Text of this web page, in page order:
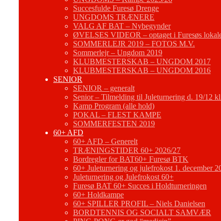
Succesfulde Furesø Drenge
UNGDOMS TRÆNERE
VALG AF BAT – Nybegynder
ØVELSES VIDEOR – optaget i Furesøs
SOMMERLEJR 2019 – FOTOS M.V.
Sommerlejr – Ungdom 2019
KLUBMESTERSKAB – UNGDOM 2017
KLUBMESTERSKAB – UNGDOM 2016
SENIOR
SENIOR – generalt
Senior – Tilmelding til Juleturnering d. 19/12
Kamp Program (alle hold)
POKAL – FLEST KAMPE
SOMMERFESTEN 2019
60+ AFD
60+ AFD – Generelt
TRÆNINGSTIDER 60+ 2026/27
Bordregler for BAT60+ Furesø BTK
60+ Juleturnering og julefrokost 1. december
Juleturnering og Julefrokost 60+
Furesø BAT 60+ Succes i Holdturneringen
60+ Holdkampe
60+ SPILLER PROFIL – Niels Danielsen
BORDTENNIS OG SOCIALT SAMVÆR